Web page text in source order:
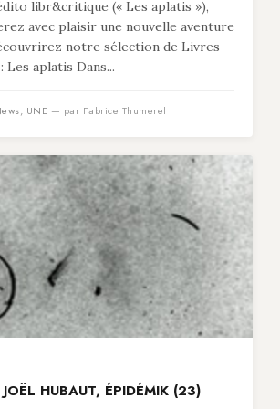
libr&critique (« Les aplatis »),
avec plaisir une nouvelle aventure
notre sélection de Livres
aplatis Dans...
, UNE — par Fabrice Thumerel
HUBAUT, ÉPIDÉMIK (23)